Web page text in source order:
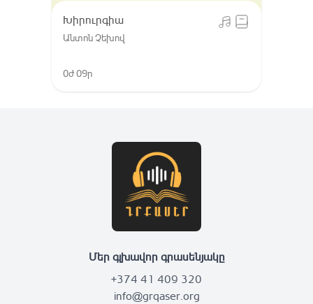
Խիրուրգիա
Անտոն Չեխով
0ժ 09ր
Մեր գլխավոր գրասենյակը
+374 41 409 320
info@grqaser.org